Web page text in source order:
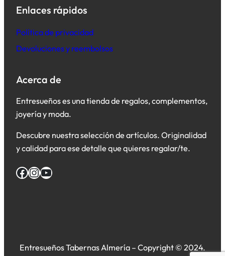
Enlaces rápidos
Política de privacidad
Devoluciones y reembolsos
Acerca de
Entresueños es una tienda de regalos, complementos,
joyería y moda.
Descubre nuestra selección de artículos. Originalidad
y calidad para ese detalle que quieres regalar/te.
Facebook InstagramYouTube
Entresueños Tabernas Almería – Copyright © 2024.